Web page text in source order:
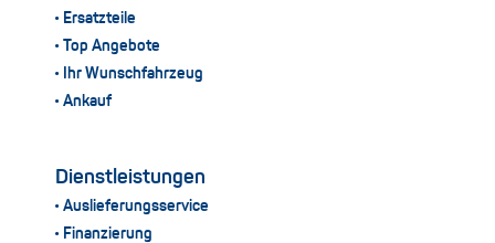
Ersatzteile
Top Angebote
Ihr Wunschfahrzeug
Ankauf
Dienstleistungen
Auslieferungsservice
Finanzierung